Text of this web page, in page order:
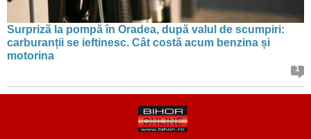
Surpriză la pompă în Oradea, după valul de scumpiri:
carburanții se ieftinesc. Cât costă acum benzina și
motorina
1